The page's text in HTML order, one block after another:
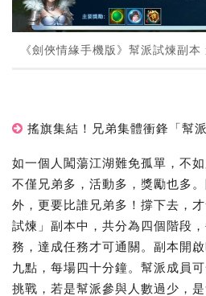
《劍俠情緣手機版》幫派試煉副本
搖旗集結！兄弟集體衝鋒「幫
如一個人闖蕩江湖難免孤單，不
不僅兄弟多，活動多，獎勵也多
外，更要比誰兄弟多！撐下去，
試煉」副本中，共分為四個階段
務，達成任務才可通關。副本開
九點，每場四十分鐘。幫派成員
挑戰，若是幫派參與人數過少，是